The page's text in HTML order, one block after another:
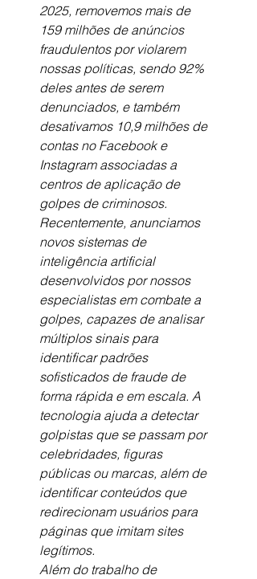
2025, removemos mais de
159 milhões de anúncios
fraudulentos por violarem
nossas políticas, sendo 92%
deles antes de serem
denunciados, e também
desativamos 10,9 milhões de
contas no Facebook e
Instagram associadas a
centros de aplicação de
golpes de criminosos.
Recentemente, anunciamos
novos sistemas de
inteligência artificial
desenvolvidos por nossos
especialistas em combate a
golpes, capazes de analisar
múltiplos sinais para
identificar padrões
sofisticados de fraude de
forma rápida e em escala. A
tecnologia ajuda a detectar
golpistas que se passam por
celebridades, figuras
públicas ou marcas, além de
identificar conteúdos que
redirecionam usuários para
páginas que imitam sites
legítimos.
Além do trabalho de